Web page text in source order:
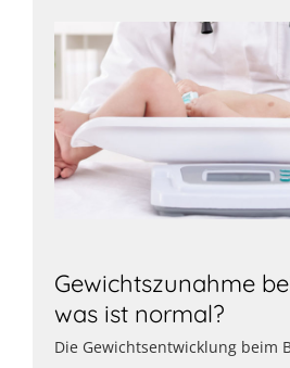
Gewichtszunahme
was ist normal?
Die Gewichtsentwicklung beim